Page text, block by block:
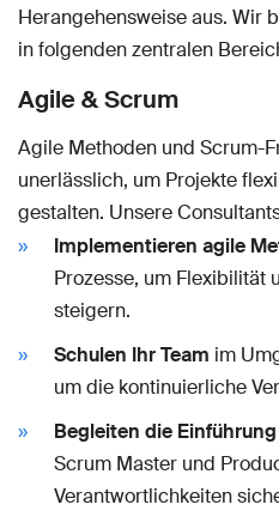
Herangehensweise aus. Wir
in folgenden zentralen
Agile & Scrum
Agile Methoden und Scrum-
unerlässlich, um Projekte
gestalten. Unsere
Implementieren agile
Prozesse, um Flexibilität
steigern.
Schulen Ihr Team im
um die kontinuierliche
Begleiten die
Scrum Master und
Verantwortlichkeiten